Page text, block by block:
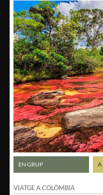
VIATGE ACOLÒMBIA
EN GRUP A